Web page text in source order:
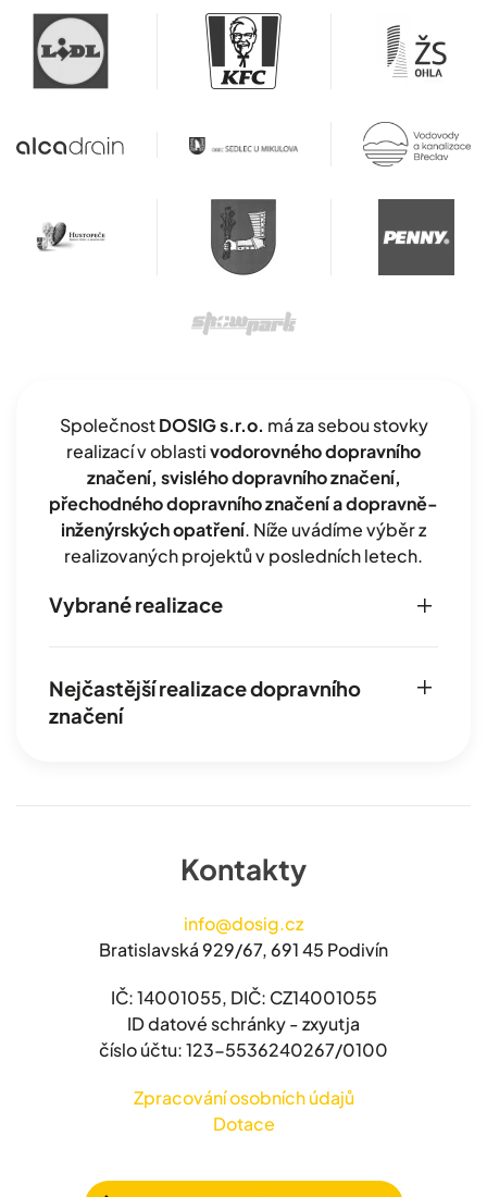
SpolečnostDOSIG s.r.o. má za sebou stovky
realizací v oblastivodorovného dopravního
značení, svislého dopravního značení,
přechodného dopravního značení a dopravně-
inženýrských opatření. Níže uvádíme výběr z
realizovaných projektů v posledních letech.
Vybrané realizace
Nejčastější realizace dopravního
značení
Kontakty
info@dosig.cz
Bratislavská 929/67, 691 45 Podivín
IČ: 14001055, DIČ: CZ14001055
ID datové schránky - zxyutja
číslo účtu: 123-5536240267/0100
Zpracování osobních údajů
Dotace